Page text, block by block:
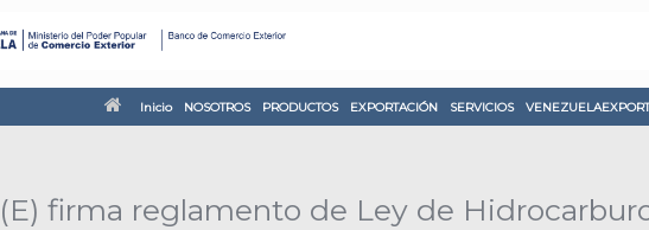
Inicio NOSOTROS PRODUCTOS EXPORTACIÓN SERVICIOS
firma reglamento de Ley de